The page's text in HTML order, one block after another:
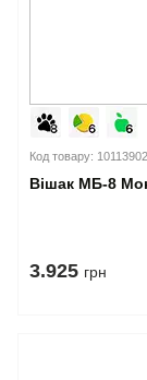
Код товару: 10113902
Вішак МБ-8
3.925 грн